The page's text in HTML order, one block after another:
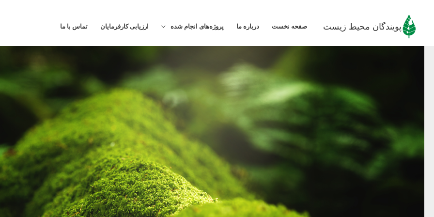
پویندگان محیط زیست صفحه نخست درباره ما پروژه‌های انجام شده ارزیابی کارفرمایان تماس با ما